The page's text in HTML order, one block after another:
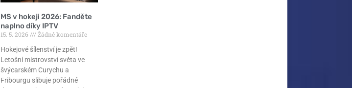
MS v hokeji 2026: Fanděte
naplno díky IPTV
15. 5. 2026
Žádné komentáře
Hokejové šílenství je zpět!
Letošní mistrovství světa ve
švýcarském Curychu a
Fribourgu slibuje pořádné